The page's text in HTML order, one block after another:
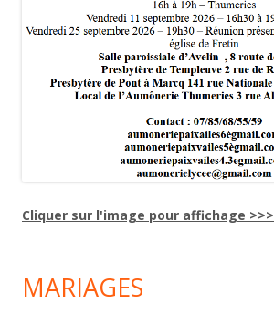
Cliquer sur l'image pour affichage >>>
MARIAGES